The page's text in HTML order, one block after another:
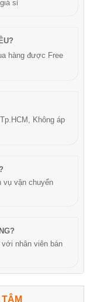
sỉ
hàng được Free
Không áp
vụ vận chuyển
nhân viên bán